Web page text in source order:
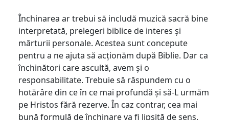
Închinarea ar trebui să includă muzică sacră bine
interpretată, prelegeri biblice de interes și
mărturii personale. Acestea sunt concepute
pentru a ne ajuta să acționăm după Biblie. Dar ca
închinători care ascultă, avem și o
responsabilitate. Trebuie să răspundem cu o
hotărâre din ce în ce mai profundă și să-L urmăm
pe Hristos fără rezerve. În caz contrar, cea mai
bună formulă de închinare va fi lipsită de sens.